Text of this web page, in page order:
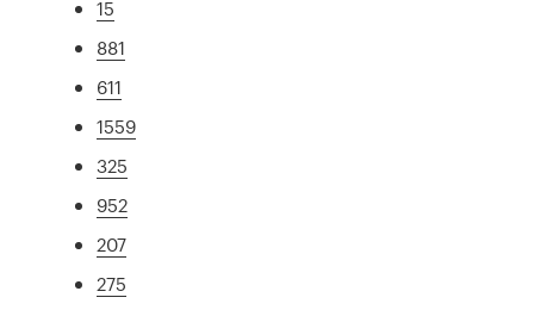
15
881
611
1559
325
952
207
275